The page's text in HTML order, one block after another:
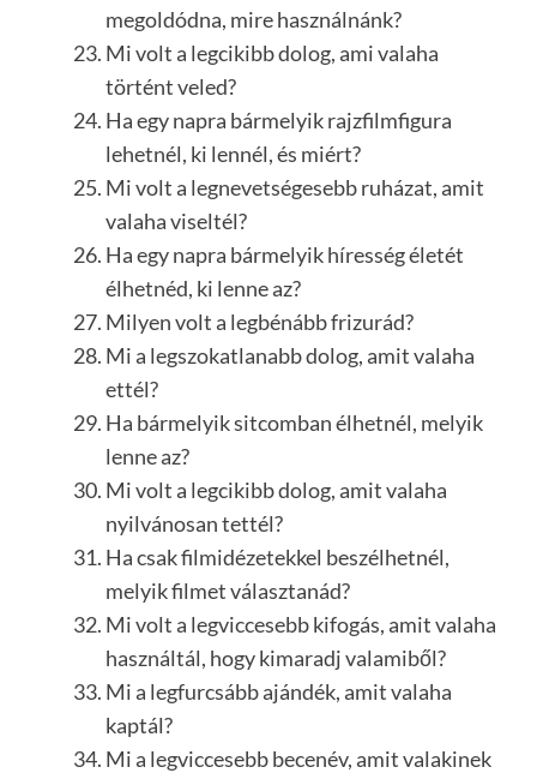
megoldódna, mire használnánk?
Mi volt a legcikibb dolog, ami valaha
történt veled?
Ha egy napra bármelyik rajzfilmfigura
lehetnél, ki lennél, és miért?
Mi volt a legnevetségesebb ruházat, amit
valaha viseltél?
Ha egy napra bármelyik híresség életét
élhetnéd, ki lenne az?
Milyen volt a legbénább frizurád?
Mi a legszokatlanabb dolog, amit valaha
ettél?
Ha bármelyik sitcomban élhetnél, melyik
lenne az?
Mi volt a legcikibb dolog, amit valaha
nyilvánosan tettél?
Ha csak filmidézetekkel beszélhetnél,
melyik filmet választanád?
Mi volt a legviccesebb kifogás, amit valaha
használtál, hogy kimaradj valamiből?
Mi a legfurcsább ajándék, amit valaha
kaptál?
Mi a legviccesebb becenév, amit valakinek